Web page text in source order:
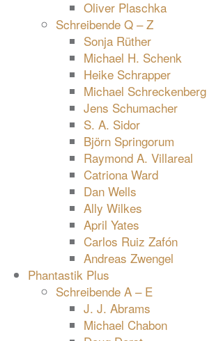
Oliver Plaschka
Schreibende Q – Z
Sonja Rüther
Michael H. Schenk
Heike Schrapper
Michael Schreckenberg
Jens Schumacher
S. A. Sidor
Björn Springorum
Raymond A. Villareal
Catriona Ward
Dan Wells
Ally Wilkes
April Yates
Carlos Ruiz Zafón
Andreas Zwengel
Phantastik Plus
Schreibende A – E
J. J. Abrams
Michael Chabon